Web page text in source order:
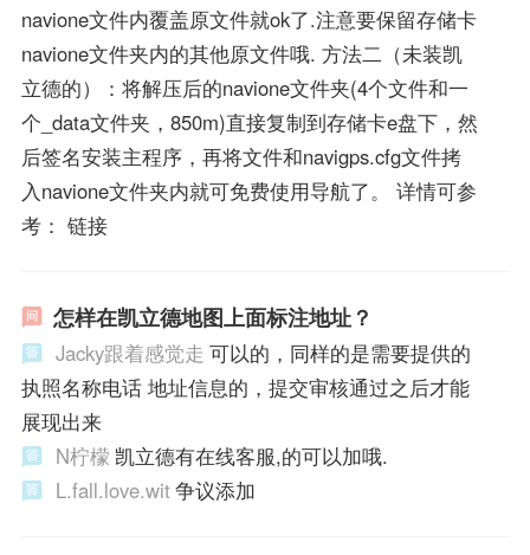
navione文件内覆盖原文件就ok了.注意要保留存储卡
navione文件夹内的其他原文件哦. 方法二（未装凯
立德的）：将解压后的navione文件夹(4个文件和一
个_data文件夹，850m)直接复制到存储卡e盘下，然
后签名安装主程序，再将文件和navigps.cfg文件拷
入navione文件夹内就可免费使用导航了。 详情可参
考： 链接
怎样在凯立德地图上面标注地址？
Jacky跟着感觉走 可以的，同样的是需要提供的
执照名称电话 地址信息的，提交审核通过之后才能
展现出来
N柠檬 凯立德有在线客服,的可以加哦.
L.fall.love.wit争议添加